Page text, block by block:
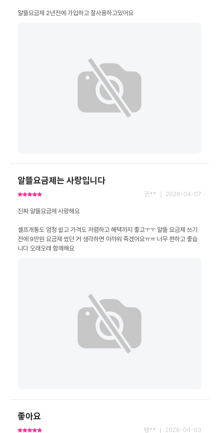
알뜰요금제 2년전에 가입하고 잘사용하고있어요
알뜰요금제는 사랑입니다
권** ｜ 2026-04-07
셀프개통도 엄청 쉽고 가격도 저렴하고 혜택까지 좋고ㅜㅜ 알뜰 요금제 쓰기
전에 9만원 요금제 썼던 거 생각하면 아까워 죽겠어요ㅠㅠ 너무 편하고 좋습
니다 오래오래 함께해요
좋아요
맹** ｜ 2026-04-03